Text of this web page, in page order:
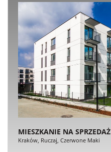
MIESZKANIE NA SPRZEDAŻ
Kraków, Ruczaj, Czerwone Maki